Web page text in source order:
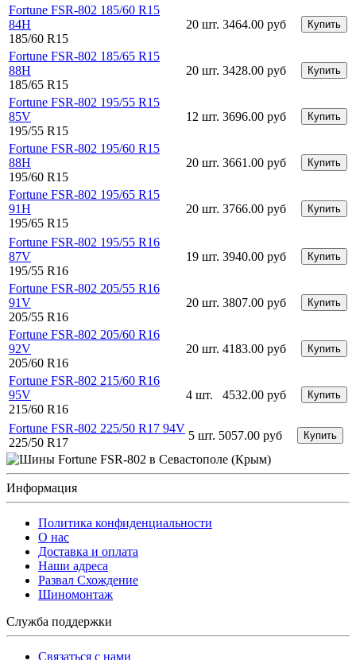
Fortune FSR-802 185/60 R15
84H
185/60 R15
20 шт. 3464.00 руб Купить
Fortune FSR-802 185/65 R15
88H
185/65 R15
20 шт. 3428.00 руб Купить
Fortune FSR-802 195/55 R15
85V
195/55 R15
12 шт. 3696.00 руб Купить
Fortune FSR-802 195/60 R15
88H
195/60 R15
20 шт. 3661.00 руб Купить
Fortune FSR-802 195/65 R15
91H
195/65 R15
20 шт. 3766.00 руб Купить
Fortune FSR-802 195/55 R16
87V
195/55 R16
19 шт. 3940.00 руб Купить
Fortune FSR-802 205/55 R16
91V
205/55 R16
20 шт. 3807.00 руб Купить
Fortune FSR-802 205/60 R16
92V
205/60 R16
20 шт. 4183.00 руб Купить
Fortune FSR-802 215/60 R16
95V
215/60 R16
4 шт. 4532.00 руб Купить
Fortune FSR-802 225/50 R17 94V
225/50 R17
5 шт. 5057.00 руб Купить
Информация
Политика конфиденциальности
O нас
Доставка и оплата
Наши адреса
Развал Схождение
Шиномонтаж
Служба поддержки
Связаться с нами